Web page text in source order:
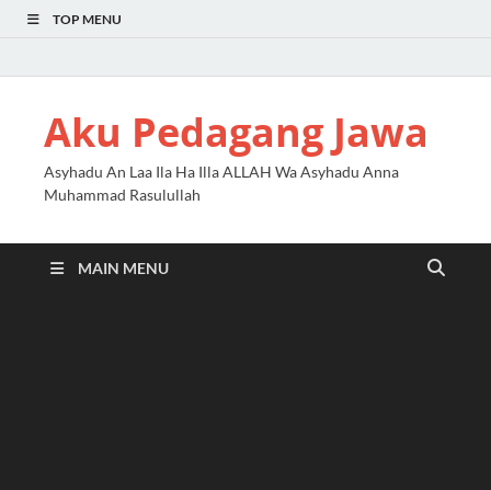
TOP MENU
Aku Pedagang Jawa
Asyhadu An Laa Ila Ha Illa ALLAH Wa Asyhadu Anna
Muhammad Rasulullah
MAIN MENU